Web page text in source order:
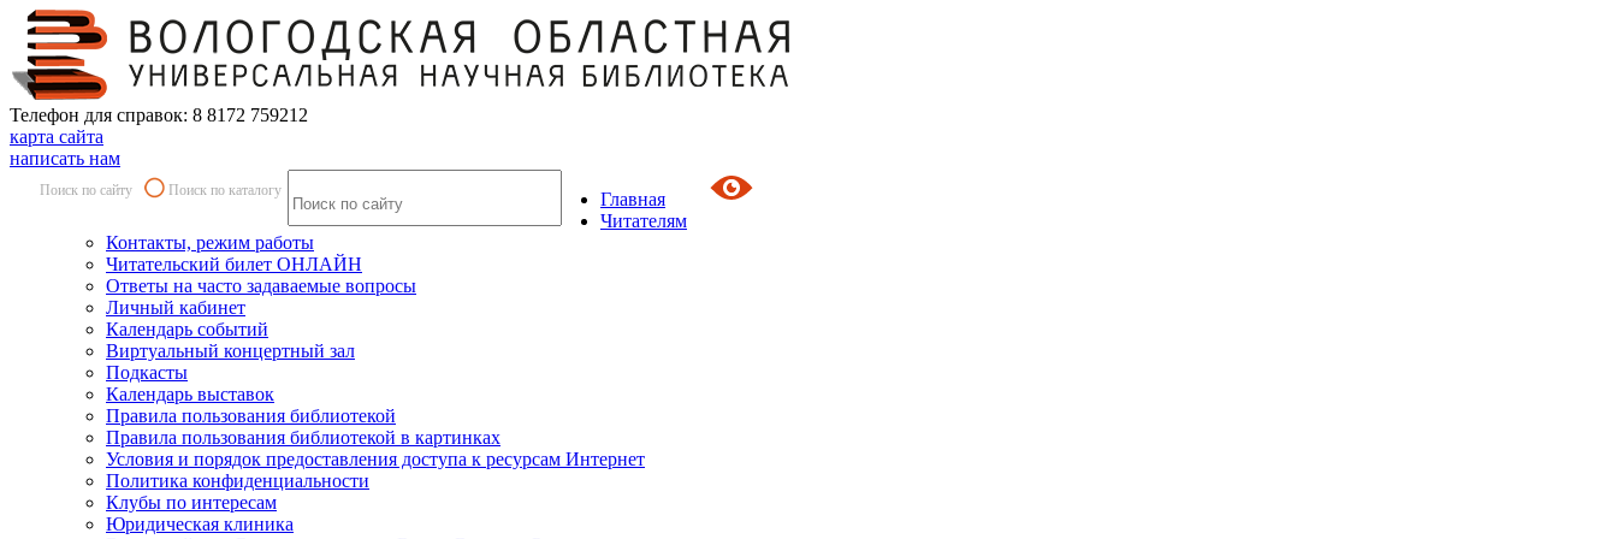
Телефон для справок: 8 8172 759212
карта сайта
написать нам
Поиск по сайту Поиск по каталогу
Главная
Читателям
Контакты, режим работы
Читательский билет ОНЛАЙН
Ответы на часто задаваемые вопросы
Личный кабинет
Календарь событий
Виртуальный концертный зал
Подкасты
Календарь выставок
Правила пользования библиотекой
Правила пользования библиотекой в картинках
Условия и порядок предоставления доступа к ресурсам Интернет
Политика конфиденциальности
Клубы по интересам
Юридическая клиника